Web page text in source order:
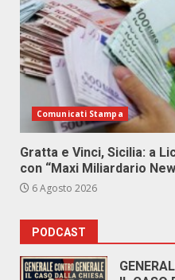
Comunicati Stampa
Gratta e Vinci, Sicilia: a
con “Maxi Miliardario
6 Agosto 2026
PODCAST